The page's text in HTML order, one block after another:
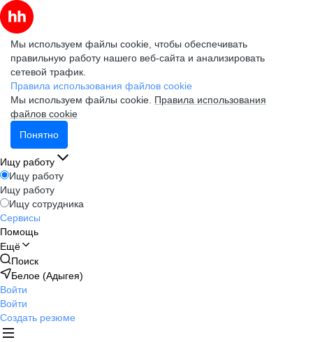
Мы используем файлы cookie, чтобы обеспечивать
правильную работу нашего веб-сайта и анализировать
сетевой трафик.
Правила использования файлов cookie
Мы используем файлы cookie. Правила использования
файлов cookie
Понятно
Ищу работу
Ищу работу
Ищу работу
Ищу сотрудника
Сервисы
Помощь
Ещё
Поиск
Белое (Адыгея)
Войти
Войти
Создать резюме